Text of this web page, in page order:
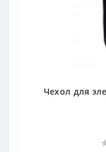
Чехол для